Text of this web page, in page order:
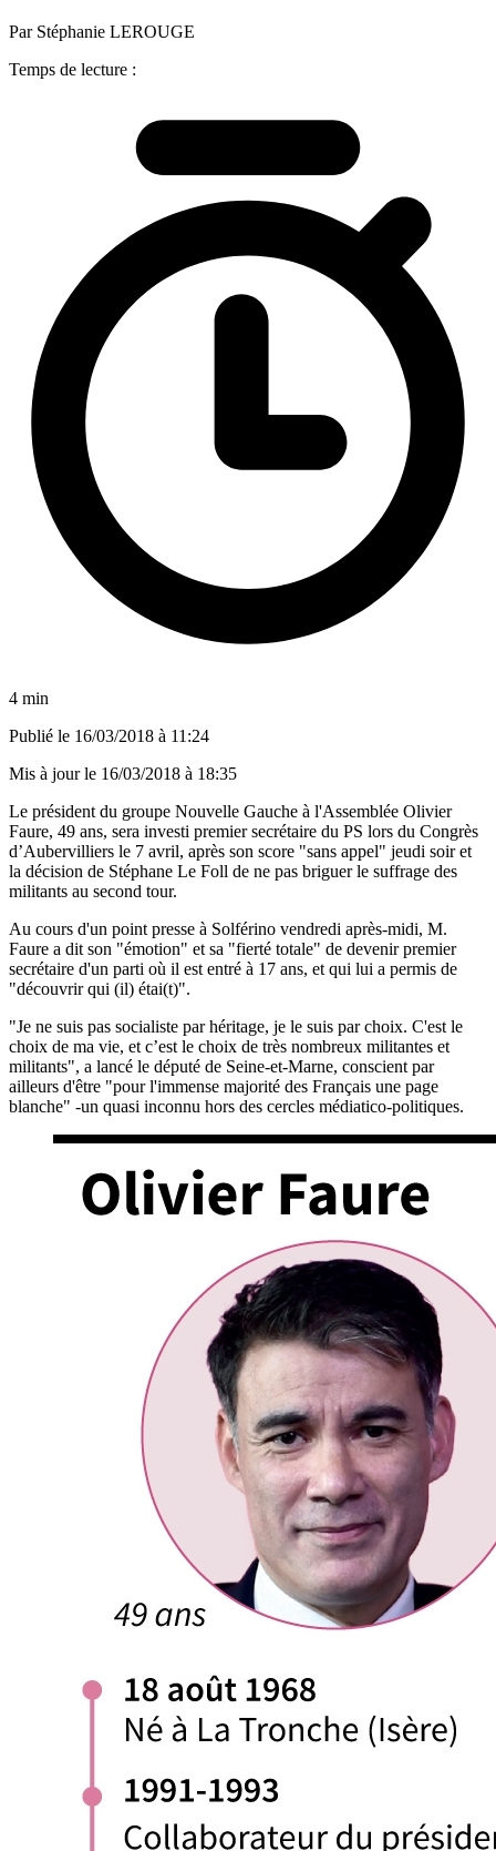
Par Stéphanie LEROUGE
Temps de lecture :
4 min
Publié le 16/03/2018 à 11:24
Mis à jour le 16/03/2018 à 18:35
Le président du groupe Nouvelle Gauche à l'Assemblée Olivier
Faure, 49 ans, sera investi premier secrétaire du PS lors du Congrès
d’Aubervilliers le 7 avril, après son score "sans appel" jeudi soir et
la décision de Stéphane Le Foll de ne pas briguer le suffrage des
militants au second tour.
Au cours d'un point presse à Solférino vendredi après-midi, M.
Faure a dit son "émotion" et sa "fierté totale" de devenir premier
secrétaire d'un parti où il est entré à 17 ans, et qui lui a permis de
"découvrir qui (il) étai(t)".
"Je ne suis pas socialiste par héritage, je le suis par choix. C'est le
choix de ma vie, et c’est le choix de très nombreux militantes et
militants", a lancé le député de Seine-et-Marne, conscient par
ailleurs d'être "pour l'immense majorité des Français une page
blanche" -un quasi inconnu hors des cercles médiatico-politiques.